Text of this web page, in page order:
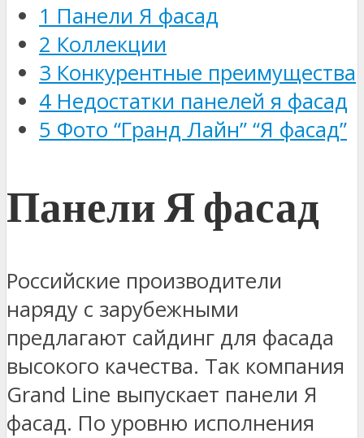
1 Панели Я фасад
2 Коллекции
3 Конкурентные преимущества
4 Недостатки панелей я фасад
5 Фото “Гранд Лайн” “Я фасад”
Панели Я фасад
Российские производители
наряду с зарубежными
предлагают сайдинг для фасада
высокого качества. Так компания
Grand Line выпускает панели Я
фасад. По уровню исполнения